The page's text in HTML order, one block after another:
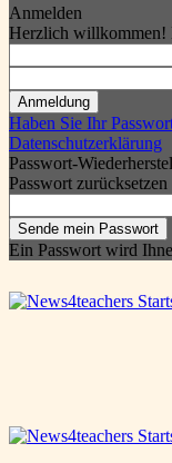
Anmelden
Herzlich willkommen!
Haben Sie Ihr
Datenschutzerklärung
Passwort-
Passwort zurücksetzen
Ein Passwort wird